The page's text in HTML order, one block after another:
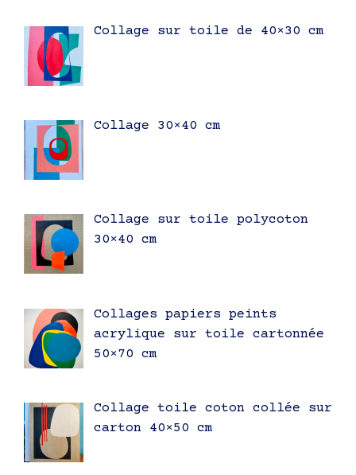
Collage sur toile de 40×30 cm
Collage 30×40 cm
Collage sur toile polycoton
30×40 cm
Collages papiers peints
acrylique sur toile cartonnée
50×70 cm
Collage toile coton collée sur
carton 40×50 cm